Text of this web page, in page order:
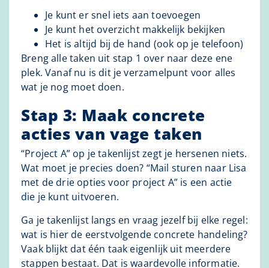
Je kunt er snel iets aan toevoegen
Je kunt het overzicht makkelijk bekijken
Het is altijd bij de hand (ook op je telefoon)
Breng alle taken uit stap 1 over naar deze ene
plek. Vanaf nu is dit je verzamelpunt voor alles
wat je nog moet doen.
Stap 3: Maak concrete
acties van vage taken
“Project A” op je takenlijst zegt je hersenen niets.
Wat moet je precies doen? “Mail sturen naar Lisa
met de drie opties voor project A” is een actie
die je kunt uitvoeren.
Ga je takenlijst langs en vraag jezelf bij elke regel:
wat is hier de eerstvolgende concrete handeling?
Vaak blijkt dat één taak eigenlijk uit meerdere
stappen bestaat. Dat is waardevolle informatie.